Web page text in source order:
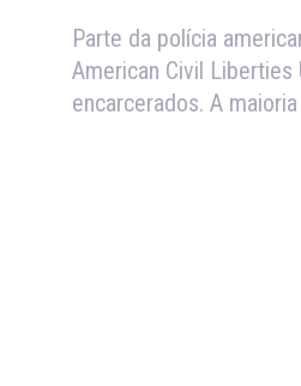
Parte da polícia
American Civil
encarcerados. A